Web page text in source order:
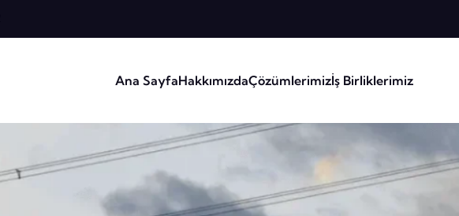
Ana SayfaHakkımızdaÇözümlerimizİş Birliklerimiz